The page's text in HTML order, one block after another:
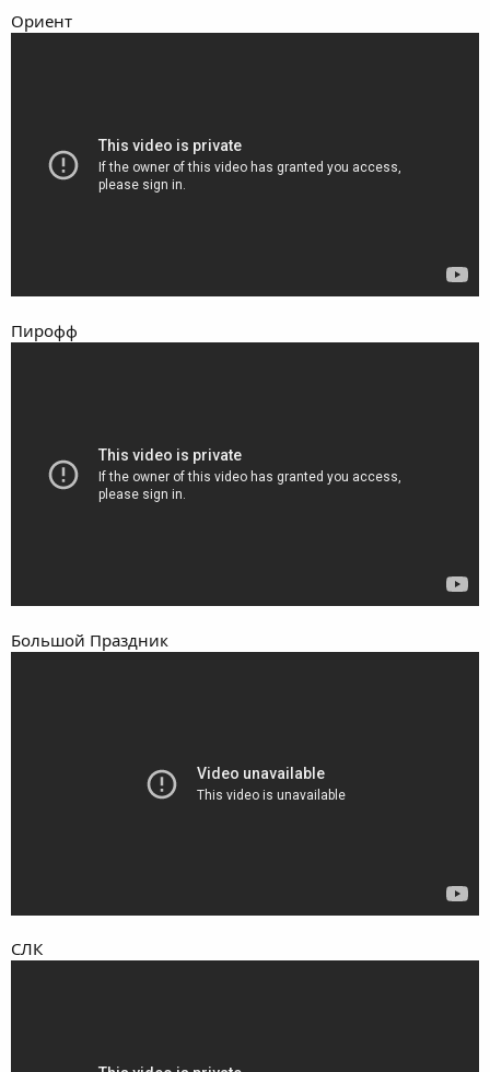
Ориент
Пирофф
Большой Праздник
СЛК